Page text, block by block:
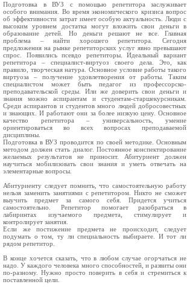
Подготовка в ВУЗ с помощью репетитора заслуживает
особого внимания. Во время экономического кризиса вопрос
об эффективности затрат имеет особую актуальность. Люди с
высоким уровнем достатка могут вложить свои деньги в
образование детей. Но деньги решают не все. Главная
проблема – найти хорошего репетитора. Сегодня
предложения на рынке репетиторских услуг явно превышают
спрос. Появились псевдо репетиторы. Идеальный вариант
репетитора – специалист-виртуоз своего дела. Это, как
правило, творческая натура. Основное условие работы такого
виртуоза – получение удовлетворения от работы. Таким
специалистом может быть педагог из профессорско-
преподавательской среды. Или же доверить свои деньги и
знания можно аспирантам и студентам-старшекурсникам.
Среди аспирантов и студентов много людей добросовестных
и знающих. И работают они за более низкую цену. Основное
качество репетитора – универсальность, умение
ориентироваться во всех вопросах преподаваемой
дисциплины.
Подготовка в ВУЗ проводится по своей методике. Основным
методом должен стать диалог. Постоянное конспектирование
желаемых результатов не приносит. Абитуриент должен
научиться мобилизовать свои знания и уметь отвечать на
элементарные вопросы.
Абитуриенту следует помнить, что самостоятельную работу
нельзя заменить занятиями с репетитором. Никто не сможет
выучить предмет за самого себя. Придется учиться
самостоятельно. Репетитор помогает разобраться в
лабиринтах изучаемого предмета, стимулирует и
контролирует занятия.
Если же постижение предмета не происходит, следует
подумать о том, ту ли специальность выбираете. И тот ли
рядом репетитор.
В конце хочется сказать, что в любом случае огорчаться не
надо. У каждого человека много способностей, и развиты они
по-разному. Нужно просто поверить в себя и стремиться к
поставленной цели.